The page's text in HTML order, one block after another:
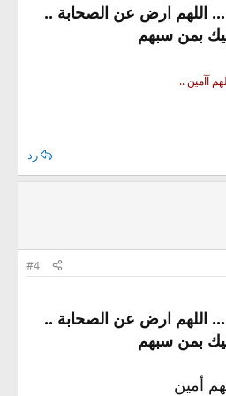
اللهم ارض عن الصحابة ..
بمن سبهم
آآمين ..
رد
#4
اللهم ارض عن الصحابة ..
بمن سبهم
أمين